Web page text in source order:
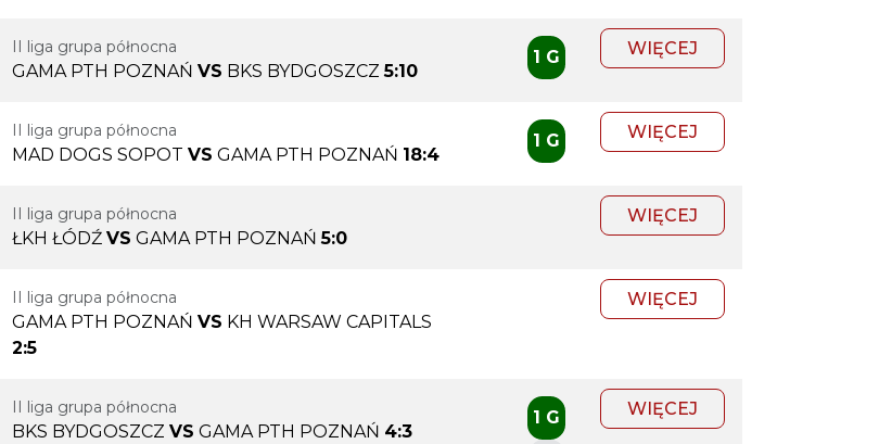
II liga grupa północna
GAMA PTH POZNAŃ VS BKS BYDGOSZCZ 5:10
1 G WIĘCEJ
II liga grupa północna
MAD DOGS SOPOT VS GAMA PTH POZNAŃ 18:4
1 G WIĘCEJ
II liga grupa północna
ŁKH ŁÓDŹ VS GAMA PTH POZNAŃ 5:0
WIĘCEJ
II liga grupa północna
GAMA PTH POZNAŃ VS KH WARSAW CAPITALS
2:5
WIĘCEJ
II liga grupa północna
BKS BYDGOSZCZ VS GAMA PTH POZNAŃ 4:3
1 G WIĘCEJ